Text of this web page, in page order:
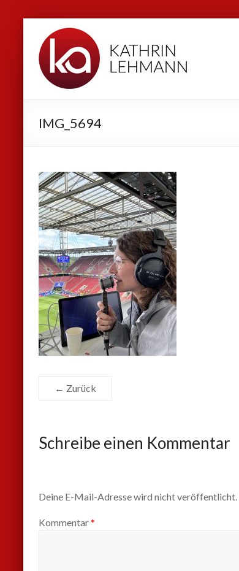
Inhalt
springen
Kathrin
Lehmann
Sport
Business
IMG_5694
← Zurück
Schreibe einen Kommentar
Deine E-Mail-Adresse wird nicht veröffentlicht.
Kommentar*